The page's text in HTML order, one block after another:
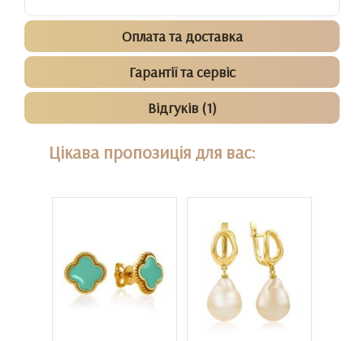
Оплата та доставка
Гарантії та сервіс
Відгуків (1)
Цікава пропозиція для вас: